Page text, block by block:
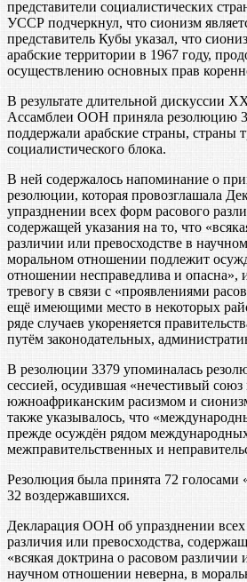
представители социалистических
УССР подчеркнул, что сионизм
представитель Кубы указал, что
арабские территории в 1967 году,
осуществлению основных прав
В результате длительной дискуссии
Ассамблеи ООН приняла резолюцию
поддержали арабские страны, страны
социалистического блока.
В ней содержалось напоминание о
резолюции, которая провозглашала
упразднении всех форм расового
содержащей указания на то, что
различии или превосходстве в
моральном отношении подлежит
отношении несправедлива и
тревогу в связи с «проявлениями
ещё имеющими место в некоторых
ряде случаев укореняется
путём законодательных,
В резолюции 3379 упоминалась
сессией, осудившая «нечестивый
южноафриканским расизмом и
также указывалось, что
прежде осуждён рядом
межправительственных и
Резолюция была принята 72 голосами
32 воздержавшихся.
Декларация ООН об упразднении
различия или превосходства,
«всякая доктрина о расовом различии
научном отношении неверна, в